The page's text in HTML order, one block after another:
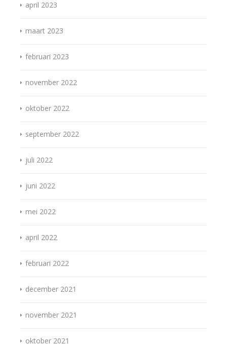
april 2023
maart 2023
februari 2023
november 2022
oktober 2022
september 2022
juli 2022
juni 2022
mei 2022
april 2022
februari 2022
december 2021
november 2021
oktober 2021